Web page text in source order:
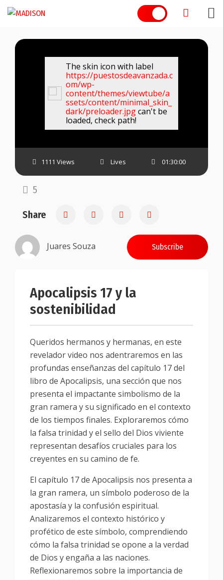
Skip
The skin icon with label
https://puestosdeavanzada.c
om/wp-
content/themes/viewtube/a
ssets/content/minimal_skin_
dark/preloader.jpgcan't be
loaded, check path!
1111 Views Lives 01:30:00
5
Share
Juares Souza Subscribe
Apocalipsis 17 y la
sostenibilidad
Queridos hermanos y hermanas, en este
revelador video nos adentraremos en las
profundas enseñanzas del capítulo 17 del
libro de Apocalipsis, una sección que nos
presenta el impactante simbolismo de la
gran ramera y su significado en el contexto
de los tiempos finales. Exploraremos cómo
la falsa trinidad y el sello del Dios viviente
representan desafíos cruciales para los
creyentes en su camino de fe.
El capítulo 17 de Apocalipsis nos presenta a
la gran ramera, un símbolo poderoso de la
apostasía y la confusión espiritual.
Analizaremos el contexto histórico y
profético de este símbolo, comprendiendo
cómo la falsa trinidad se opone a la verdad
de Dios y engaña a las naciones.
Reflexionaremos sobre la importancia de